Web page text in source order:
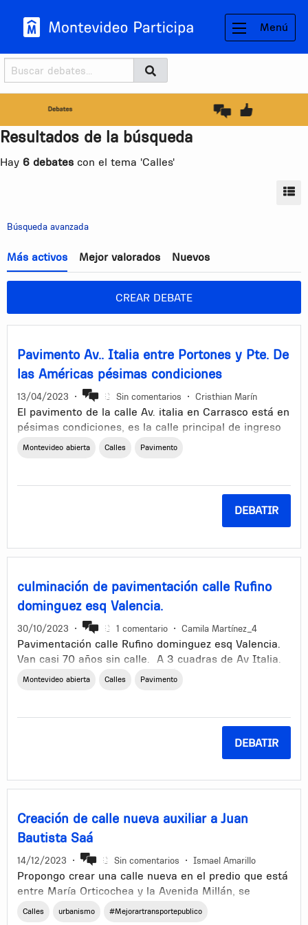
Menú
Buscador
Buscar BUSCAR
Resultados de la búsqueda
Hay 6 debates con el tema 'Calles'
Búsqueda avanzada
Más activos Mejor valorados Nuevos
CREAR DEBATE
Pavimento Av.. Italia entre Portones y Pte. De
las Américas pésimas condiciones
13/04/2023 • Sin comentarios • Cristhian Marín
El pavimento de la calle Av. italia en Carrasco está en
pésimas condiciones, es la calle principal de ingreso
al centro de la ciudad desde el Este y viceversa, muy
favor reparar el pavimento! Gracias
Montevideo abierta Calles Pavimento
DEBATIR
culminación de pavimentación calle Rufino
dominguez esq Valencia.
30/10/2023 • 1 comentario • Camila Martínez_4
Pavimentación calle Rufino dominguez esq Valencia.
Van casi 70 años sin calle. A 3 cuadras de Av Italia.
Mande varios mail al comunal (zona Marvin norte) me
mucho, simplemente un poco de asfalto para poder
que vuela por los autos que pasan. Aclaremos que
imágenes.
Montevideo abierta Calles Pavimento
DEBATIR
Creación de calle nueva auxiliar a Juan
Bautista Saá
14/12/2023 • Sin comentarios • Ismael Amarillo
Propongo crear una calle nueva en el predio que está
entre María Orticochea y la Avenida Millán, se
complica muchísimo cada vez que por alguna razón
Calles urbanismo #Mejorartransportepublico